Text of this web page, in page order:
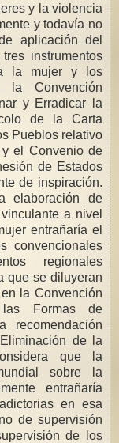
y la violencia
y todavía no
aplicación del
instrumentos
la mujer y los
Convención
y Erradicar la
de la Carta
Pueblos relativo
el Convenio de
de Estados
de inspiración.
elaboración de
a nivel
entrañaría el
convencionales
regionales
que se diluyeran
la Convención
Formas de
recomendación
de la
que la
sobre la
entrañaría
en esa
de supervisión
de los